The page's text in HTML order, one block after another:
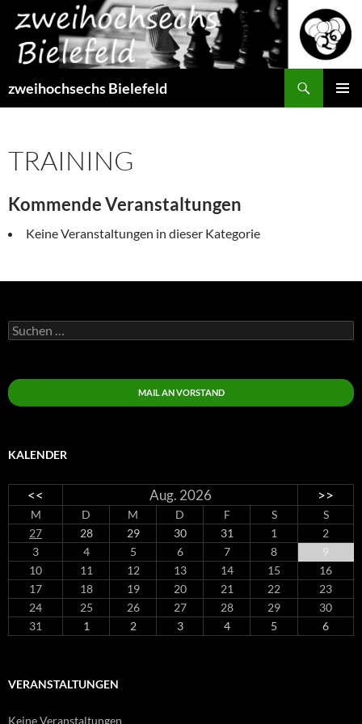
Inhalt
springen
zweihochsechs Bielefeld
TRAINING
Kommende Veranstaltungen
Keine Veranstaltungen in dieser Kategorie
Suchen
nach:
MAIL AN VORSTAND
KALENDER
<< Aug. 2026 >>
M D M D F S
S
27
28 29 30 31 1
2
3
4 5 6 7 8
9
10
11 12 13 14 15
16
17
18 19 20 21 22
23
24
25 26 27 28 29
30
31
1 2 3 4 5 6
VERANSTALTUNGEN
Keine Veranstaltungen